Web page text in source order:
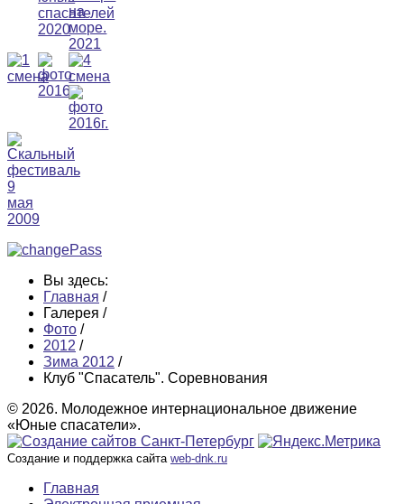
Вы здесь:
Главная /
Галерея /
Фото /
2012 /
Зима 2012 /
Клуб "Спасатель". Соревнования
© 2026. Молодежное интернациональное движение
«Юные спасатели».
Создание и поддержка сайта web-dnk.ru
Главная